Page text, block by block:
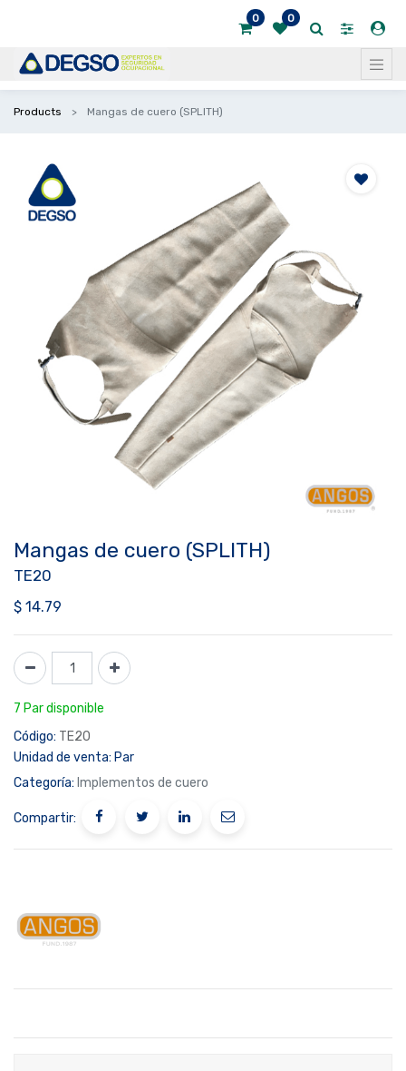
0 0
Products Mangas de cuero (SPLITH)
Mangas de cuero (SPLITH)
TE20
$ 14.79
7 Par disponible
Código: TE20
Unidad de venta: Par
Categoría: Implementos de cuero
Compartir: